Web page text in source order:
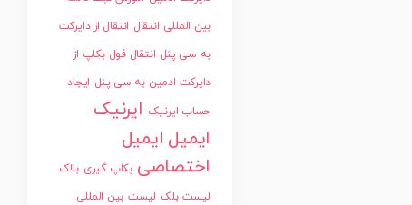
بین المللی انتقال انتقال از دایرکت
به سی پنل انتقال فول بکاپ از
دایرکت ادمین به سی پنل ایجاد
حساب ایرنیک ایرنیک
ایمیل ایمیل
اختصاصی بکاپ گیری بلاک
لیست بلک لیست بین المللی